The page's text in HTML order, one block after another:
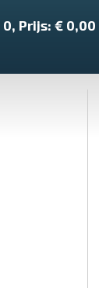
0, Prijs: € 0,00